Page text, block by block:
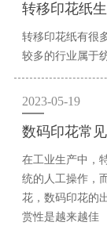
转移印花纸
转移印花纸有很
较多的行业属于
2023-05-19
数码印花常
在工业生产中，
统的人工操作，
花，数码印花的
赏性是越来越佳